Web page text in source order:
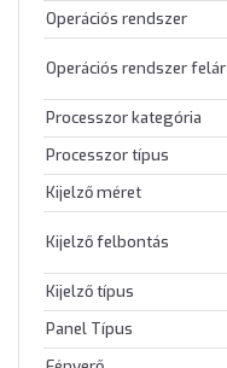
Operációs rendszer
Operációs rendszer felár
Processzor kategória
Processzor típus
Kijelző méret
Kijelző felbontás
Kijelző típus
Panel Típus